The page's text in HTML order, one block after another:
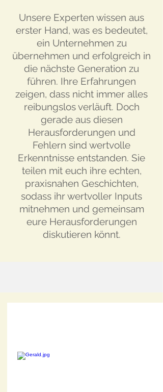
Unsere Experten wissen aus
erster Hand, was es bedeutet,
ein Unternehmen zu
übernehmen und erfolgreich in
die nächste Generation zu
führen. Ihre Erfahrungen
zeigen, dass nicht immer alles
reibungslos verläuft. Doch
gerade aus diesen
Herausforderungen und
Fehlern sind wertvolle
Erkenntnisse entstanden. Sie
teilen mit euch ihre echten,
praxisnahen Geschichten,
sodass ihr wertvoller Inputs
mitnehmen und gemeinsam
eure Herausforderungen
diskutieren könnt.